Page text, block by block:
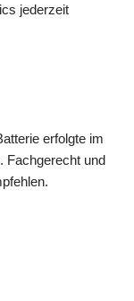
jederzeit
erfolgte im
Fachgerecht und